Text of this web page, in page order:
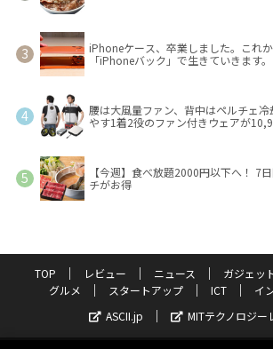
iPhoneケース、卒業しました。これ
「iPhoneバック」で生きていきます。
腰は大風量ファン、背中はペルチェ
やす1着2役のファン付きウェアが
【今週】食べ放題2000円以下へ！ 7
チがお得
TOP レビュー ニュース ガジェッ
グルメ
スタートアップ ICT
イ
ASCII.jp
MITテクノロジー